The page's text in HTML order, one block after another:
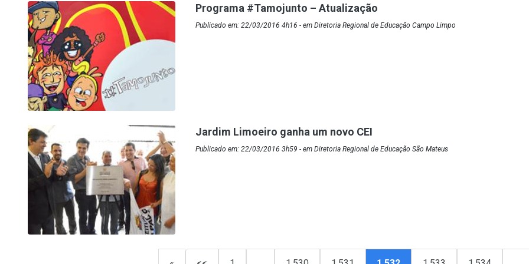
Programa #Tamojunto – Atualização
Publicado em: 22/03/2016 4h16 - em Diretoria Regional de Educação Campo Limpo
Jardim Limoeiro ganha um novo CEI
Publicado em: 22/03/2016 3h59 - em Diretoria Regional de Educação São Mateus